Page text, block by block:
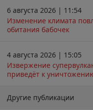
6 августа 2026 | 11:54
Изменение климата
обитания бабочек
4 августа 2026 | 15:05
Извержение
приведёт к
Другие публикации